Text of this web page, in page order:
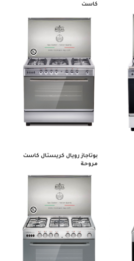
كاست
بوتاجاز رويال كريستال كاست
مروحة